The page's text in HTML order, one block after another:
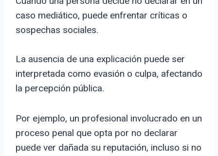
caso mediático, puede enfrentar críticas o
sospechas sociales.
La ausencia de una explicación puede ser
interpretada como evasión o culpa, afectando
la percepción pública.
Por ejemplo, un profesional involucrado en un
proceso penal que opta por no declarar
puede ver dañada su reputación, incluso si no